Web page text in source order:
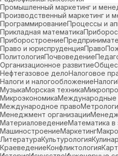
Промышленный маркетинг и
Производственный маркетинг и
ПрограммированиеПроцессы и
Прикладная математика
Приборостроение
Право и юриспруденцияПраво
ПолитологияПочвоведение
Организационное развитие
Нефтегазовое делоНалоговое
Налоги и налогообложениеНалоги
МузыкаМорская техника
МикроэкономикаМеждународные
Международное право
Менеджмент организации
МатериаловедениеМатематика в
МашиностроениеМаркетинг
ЛитератураКультурология
КраеведениеКонфликтология